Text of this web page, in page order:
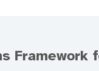
Framework